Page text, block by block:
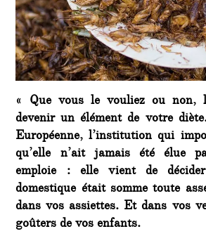
« Que vous le vouliez ou non,
devenir un élément de votre
Européenne, l’institution qui
qu’elle n’ait jamais été élue
emploie : elle vient de
domestique était somme toute
dans vos assiettes. Et dans vos
goûters de vos enfants.